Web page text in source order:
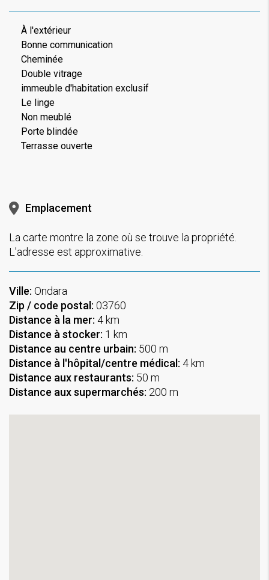
À l'extérieur
Bonne communication
Cheminée
Double vitrage
immeuble d'habitation exclusif
Le linge
Non meublé
Porte blindée
Terrasse ouverte
Emplacement
La carte montre la zone où se trouve la propriété.
L'adresse est approximative.
Ville: Ondara
Zip / code postal: 03760
Distance à la mer: 4 km
Distance à stocker: 1 km
Distance au centre urbain: 500 m
Distance à l'hôpital/centre médical: 4 km
Distance aux restaurants: 50 m
Distance aux supermarchés: 200 m